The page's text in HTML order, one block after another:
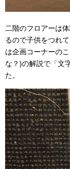
二階のフロアーは
るので子供をつれ
は企画コーナーの
な？)の解説で「文
た。